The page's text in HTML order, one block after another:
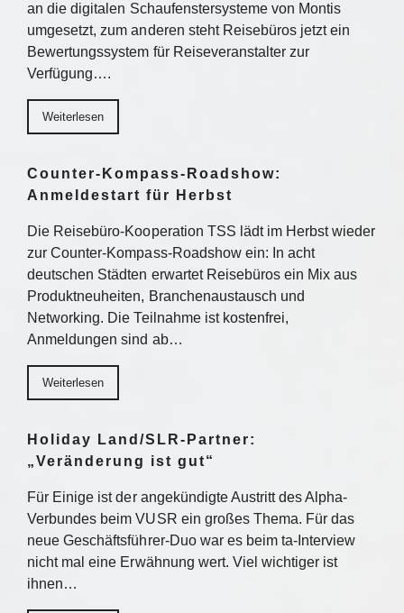
an die digitalen Schaufenstersysteme von Montis
umgesetzt, zum anderen steht Reisebüros jetzt ein
Bewertungssystem für Reiseveranstalter zur
Verfügung….
Weiterlesen
Counter-Kompass-Roadshow:
Anmeldestart für Herbst
Die Reisebüro-Kooperation TSS lädt im Herbst wieder
zur Counter-Kompass-Roadshow ein: In acht
deutschen Städten erwartet Reisebüros ein Mix aus
Produktneuheiten, Branchenaustausch und
Networking. Die Teilnahme ist kostenfrei,
Anmeldungen sind ab…
Weiterlesen
Holiday Land/SLR-Partner:
„Veränderung ist gut“
Für Einige ist der angekündigte Austritt des Alpha-
Verbundes beim VUSR ein großes Thema. Für das
neue Geschäftsführer-Duo war es beim ta-Interview
nicht mal eine Erwähnung wert. Viel wichtiger ist
ihnen…